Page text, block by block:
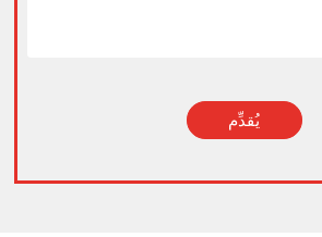
يُقدِّم